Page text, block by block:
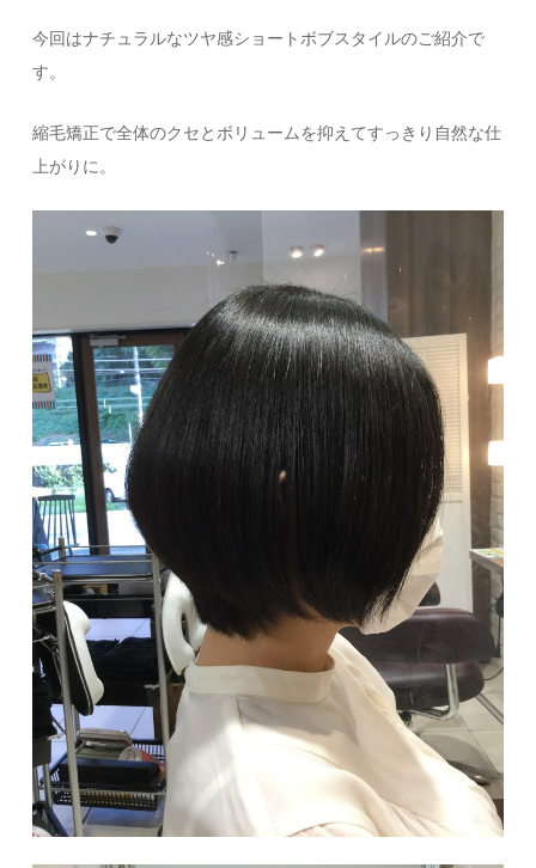
今回はナチュラルなツヤ感ショートボブスタイルのご紹介で
す。
縮毛矯正で全体のクセとボリュームを抑えてすっきり自然な仕
上がりに。